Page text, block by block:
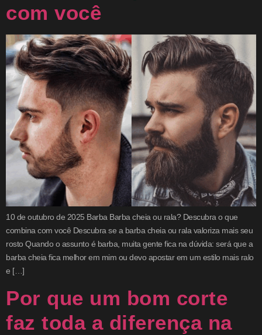
com você
10 de outubro de 2025 Barba Barba cheia ou rala? Descubra o que
combina com você Descubra se a barba cheia ou rala valoriza mais seu
rosto Quando o assunto é barba, muita gente fica na dúvida: será que a
barba cheia fica melhor em mim ou devo apostar em um estilo mais ralo
e […]
Por que um bom corte
faz toda a diferença na